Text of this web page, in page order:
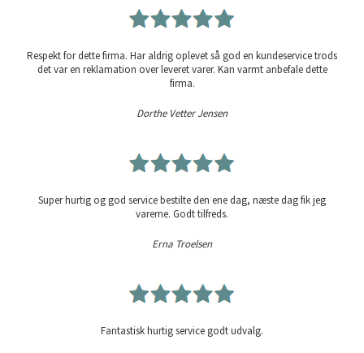
Respekt for dette firma. Har aldrig oplevet så god en kundeservice trods
det var en reklamation over leveret varer. Kan varmt anbefale dette
firma.
Dorthe Vetter Jensen
Super hurtig og god service bestilte den ene dag, næste dag fik jeg
varerne. Godt tilfreds.
Erna Troelsen
Fantastisk hurtig service godt udvalg.